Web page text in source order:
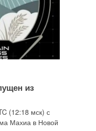
из
(12:18 мск) с
Махиа в Новой